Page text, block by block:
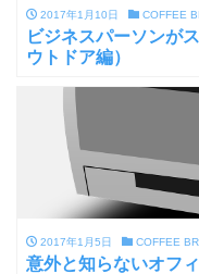
2017年1月10日 COFFEE
ビジネスパーソンが
ウトドア編）
2017年1月5日 COFFEE
意外と知らないオフ